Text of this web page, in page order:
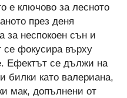
е ключово за лесното
през деня
за неспокоен сън и
се фокусира върху
Ефектът се дължи на
билки като валериана,
мак, допълнени от